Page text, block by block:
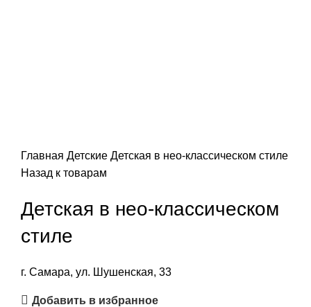
Главная Детские Детская в нео-классическом стиле
Назад к товарам
Детская в нео-классическом
стиле
г. Самара, ул. Шушенская, 33
Добавить в избранное